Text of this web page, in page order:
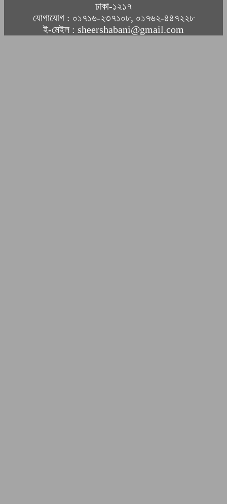
ঢাকা-১২১৭
যোগাযোগ : ০১৭১৬-২৩৭১০৮, ০১৭৬২-৪৪৭২২৮
ই-মেইল : sheershabani@gmail.com